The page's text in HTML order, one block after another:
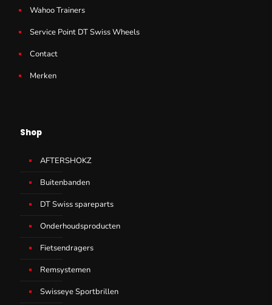
Wahoo Trainers
Service Point DT Swiss Wheels
Contact
Merken
Shop
AFTERSHOKZ
Buitenbanden
DT Swiss spareparts
Onderhoudsproducten
Fietsendragers
Remsystemen
Swisseye Sportbrillen